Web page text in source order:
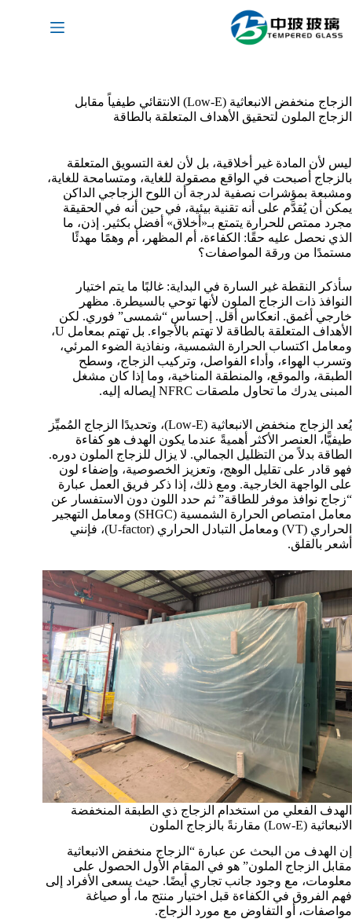
إلى
المحتوى
الزجاج منخفض الانبعاثية (Low-E) الانتقائي طيفياً مقابل
الزجاج الملون لتحقيق الأهداف المتعلقة بالطاقة
ليس لأن المادة غير أخلاقية، بل لأن لغة التسويق المتعلقة
بالزجاج أصبحت في الواقع مصقولة للغاية، ومتسامحة للغاية،
ومشبعة بمؤشرات نصفية لدرجة أن اللوح الزجاجي الداكن
يمكن أن يُقدَّم على أنه تقنية بيئية، في حين أنه في الحقيقة
مجرد ممتص للحرارة يتمتع بـ«أخلاق» أفضل بكثير. إذن، ما
الذي نحصل عليه حقًا: الكفاءة، أم المظهر، أم وهمًا مهدئًا
مستمدًا من ورقة المواصفات؟
سأذكر النقطة غير السارة في البداية: غالبًا ما يتم اختيار
النوافذ ذات الزجاج الملون لأنها توحي بالسيطرة. مظهر
خارجي أغمق. انعكاس أقل. إحساس “شمسى” فوري. لكن
الأهداف المتعلقة بالطاقة لا تهتم بالأجواء. بل تهتم بمعامل U،
ومعامل اكتساب الحرارة الشمسية، ونفاذية الضوء المرئي،
وتسرب الهواء، وأداء الفواصل، وتركيب الزجاج، وسطح
الطبقة، والموقع، والمنطقة المناخية، وما إذا كان مشغل
المبنى يدرك ما تحاول ملصقات NFRC إيصاله إليه.
يُعد الزجاج منخفض الانبعاثية (Low-E)، وتحديدًا الزجاج المُميِّز
طيفيًّا، العنصر الأكثر أهميةً عندما يكون الهدف هو كفاءة
الطاقة بدلاً من التظليل الجمالي. لا يزال للزجاج الملون دوره.
فهو قادر على تقليل الوهج، وتعزيز الخصوصية، وإضفاء لون
على الواجهة الخارجية. ومع ذلك، إذا ذكر فريق العمل عبارة
“زجاج نوافذ موفر للطاقة” ثم حدد اللون دون الاستفسار عن
معامل امتصاص الحرارة الشمسية (SHGC) ومعامل التهجير
الحراري (VT) ومعامل التبادل الحراري (U-factor)، فإنني
أشعر بالقلق.
الهدف الفعلي من استخدام الزجاج ذي الطبقة المنخفضة
الانبعاثية (Low-E) مقارنةً بالزجاج الملون
إن الهدف من البحث عن عبارة “الزجاج منخفض الانبعاثية
مقابل الزجاج الملون” هو في المقام الأول الحصول على
معلومات، مع وجود جانب تجاري أيضًا. حيث يسعى الأفراد إلى
فهم الفروق في الكفاءة قبل اختيار منتج ما، أو صياغة
مواصفات، أو التفاوض مع مورد الزجاج.